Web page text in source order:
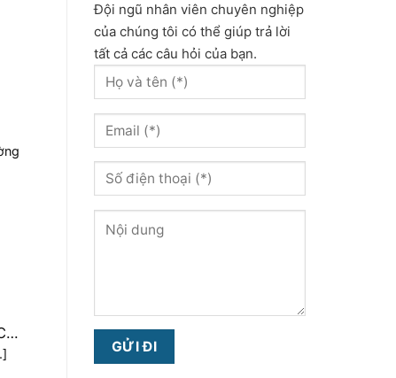
Đội ngũ nhân viên chuyên nghiệp
của chúng tôi có thể giúp trả lời
tất cả các câu hỏi của bạn.